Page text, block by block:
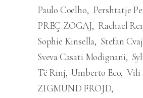
Paulo Coelho
Pershtatje
PREÇ ZOGAJ
Rachael
Sophie Kinsella Stefan
Sveva Casati Modignani
Të Rinj Umberto Eco Vili
ZIGMUND FROJD